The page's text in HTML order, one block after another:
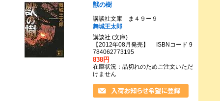
獣の樹
講談社文庫 ま４９ー９
舞城王太郎
講談社 (文庫)
【2012年08月発売】 ISBNコード 9
784062773195
838円
在庫状況：品切れのためご注文いただ
けません